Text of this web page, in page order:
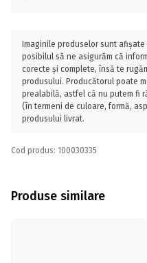
Imaginile produselor sunt
posibilul să ne asigurăm că
corecte și complete, însă te
produsului. Producătorul poate
prealabilă, astfel că nu putem fi
(în termeni de culoare, formă,
produsului livrat.
Cod produs: 100030335
Produse similare